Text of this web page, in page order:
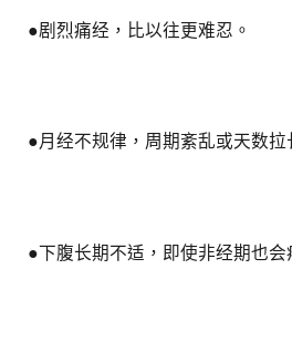
●剧烈痛经，比以往更难忍。
●月经不规律，周期紊乱或天数拉
●下腹长期不适，即使非经期也会